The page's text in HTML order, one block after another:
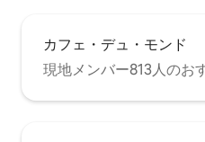
カフェ・デュ・モンド
現地メンバー813人のお